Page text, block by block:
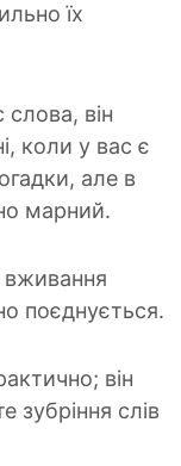
їх
він
коли у вас є
але в
марний.
вживання
поєднується.
він
зубріння слів